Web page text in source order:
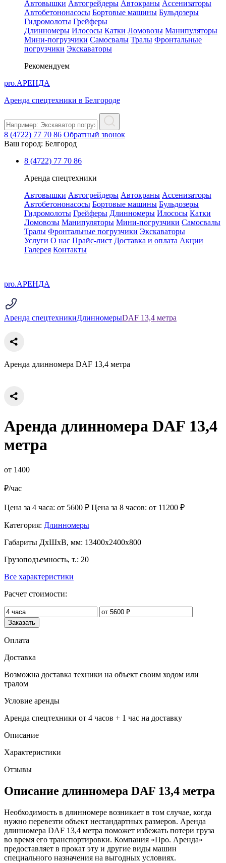
Автовышки Автогрейдеры Автокраны Ассенизаторы
Автобетононасосы Бортовые машины Бульдозеры
Гидромолоты Грейферы
Длинномеры Илососы Катки Ломовозы Манипуляторы
Мини-погрузчики Самосвалы Тралы Фронтальные
погрузчики Экскаваторы
Рекомендуем
pro.АРЕНДА
Аренда спецтехники в Белгороде
8 (4722) 77 70 86 Обратный звонок
Ваш город: Белгород
8 (4722) 77 70 86
Аренда спецтехники
Автовышки Автогрейдеры Автокраны Ассенизаторы
Автобетононасосы Бортовые машины Бульдозеры
Гидромолоты Грейферы Длинномеры Илососы Катки
Ломовозы Манипуляторы Мини-погрузчики Самосвалы
Тралы Фронтальные погрузчики Экскаваторы
Услуги О нас Прайс-лист Доставка и оплата Акции
Галерея Контакты
pro.АРЕНДА
Аренда спецтехникиДлинномерыDAF 13,4 метра
Аренда длинномера DAF 13,4 метра
Аренда длинномера DAF 13,4
метра
от 1400
₽/час
Цена за 4 часа: от 5600 ₽ Цена за 8 часов: от 11200 ₽
Категория: Длинномеры
Габариты ДхШхВ, мм: 13400x2400x800
Грузоподъемность, т.: 20
Все характеристики
Расчет стоимости:
Заказать
Оплата
Доставка
Возможна доставка техники на объект своим ходом или
тралом
Условие аренды
Аренда спецтехники от 4 часов + 1 час на доставку
Описание
Характеристики
Отзывы
Описание длинномера DAF 13,4 метра
Необходимость в длинномере возникает в том случае, когда
нужно перевезти объект нестандартных размеров. Аренда
длинномера DAF 13,4 метра поможет избежать потери груза
во время его транспортировки. Компания «Про. Аренда»
предоставляет в прокат эту и другие виды машин
специального назначения на выгодных условиях.